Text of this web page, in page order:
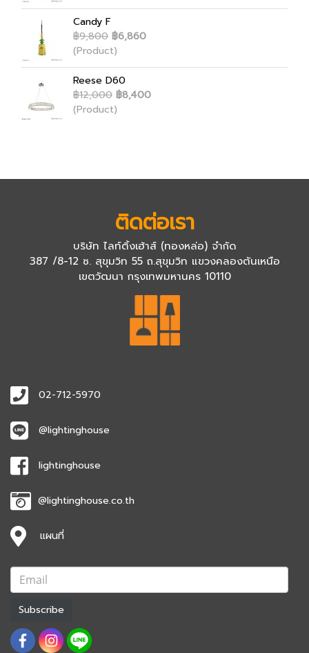
Candy F
฿9,800 ฿6,860
(Product)
Reese D60
฿12,000 ฿8,400
(Product)
ติดต่อเรา
บริษัท ไลท์ติ้งเฮ้าส์ (ทองหล่อ) จำกัด
387 /8-12 ซ. สุขุมวิท 55 ถ.สุขุมวิท แขวงคลองตันเหนือ
เขตวัฒนา กรุงเทพมหานคร 10110
02-712-5970
@lightinghouse
lightinghouse
@lightinghouse.co.th
แผนที่
Subscribe